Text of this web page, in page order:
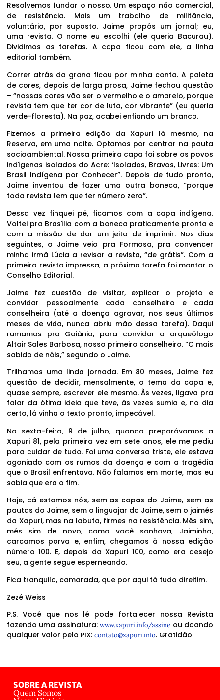
Resolvemos fundar o nosso. Um espaço não comercial,
de resistência. Mais um trabalho de militância,
voluntário, por suposto. Jaime propôs um jornal; eu,
uma revista. O nome eu escolhi (ele queria Bacurau).
Dividimos as tarefas. A capa ficou com ele, a linha
editorial também.
Correr atrás da grana ficou por minha conta. A paleta
de cores, depois de larga prosa, Jaime fechou questão
– “nossas cores vão ser o vermelho e o amarelo, porque
revista tem que ter cor de luta, cor vibrante” (eu queria
verde-floresta). Na paz, acabei enfiando um branco.
Fizemos a primeira edição da Xapuri lá mesmo, na
Reserva, em uma noite. Optamos por centrar na pauta
socioambiental. Nossa primeira capa foi sobre os povos
indígenas isolados do Acre: ‘Isolados, Bravos, Livres: Um
Brasil Indígena por Conhecer”. Depois de tudo pronto,
Jaime inventou de fazer uma outra boneca, “porque
toda revista tem que ter número zero”.
Dessa vez finquei pé, ficamos com a capa indígena.
Voltei pra Brasília com a boneca praticamente pronta e
com a missão de dar um jeito de imprimir. Nos dias
seguintes, o Jaime veio pra Formosa, pra convencer
minha irmã Lúcia a revisar a revista, “de grátis”. Com a
primeira revista impressa, a próxima tarefa foi montar o
Conselho Editorial.
Jaime fez questão de visitar, explicar o projeto e
convidar pessoalmente cada conselheiro e cada
conselheira (até a doença agravar, nos seus últimos
meses de vida, nunca abriu mão dessa tarefa). Daqui
rumamos pra Goiânia, para convidar o arqueólogo
Altair Sales Barbosa, nosso primeiro conselheiro. “O mais
sabido de nóis,” segundo o Jaime.
Trilhamos uma linda jornada. Em 80 meses, Jaime fez
questão de decidir, mensalmente, o tema da capa e,
quase sempre, escrever ele mesmo. Às vezes, ligava pra
falar da ótima ideia que teve, às vezes sumia e, no dia
certo, lá vinha o texto pronto, impecável.
Na sexta-feira, 9 de julho, quando preparávamos a
Xapuri 81, pela primeira vez em sete anos, ele me pediu
para cuidar de tudo. Foi uma conversa triste, ele estava
agoniado com os rumos da doença e com a tragédia
que o Brasil enfrentava. Não falamos em morte, mas eu
sabia que era o fim.
Hoje, cá estamos nós, sem as capas do Jaime, sem as
pautas do Jaime, sem o linguajar do Jaime, sem o jaimês
da Xapuri, mas na labuta, firmes na resistência. Mês sim,
mês sim de novo, como você sonhava, Jaiminho,
carcamos porva e, enfim, chegamos à nossa edição
número 100. E, depois da Xapuri 100, como era desejo
seu, a gente segue esperneando.
Fica tranquilo, camarada, que por aqui tá tudo direitim.
Zezé Weiss
P.S. Você que nos lê pode fortalecer nossa Revista
fazendo uma assinatura:www.xapuri.info/assine ou doando
qualquer valor pelo PIX: contato@xapuri.info. Gratidão!
SOBRE A REVISTA
Quem Somos